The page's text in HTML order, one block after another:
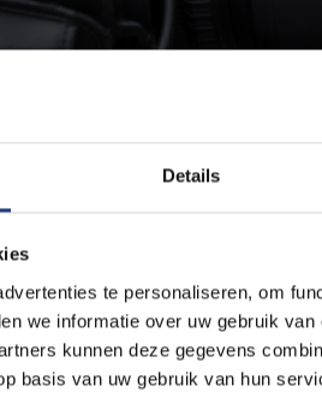
Details
te personaliseren, om
we informatie over uw gebruik
kunnen deze gegevens
basis van uw gebruik van hun